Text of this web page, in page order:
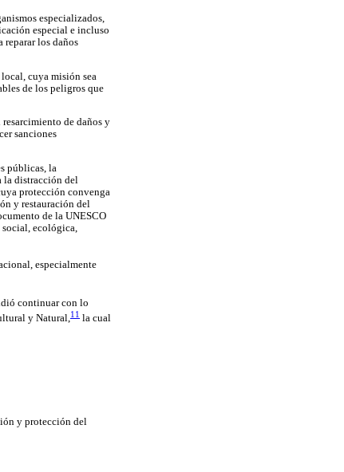
especializados,
especial e incluso
reparar los daños
cuya misión sea
de los peligros que
de daños y
sanciones
públicas, la
la distracción del
protección convenga
y restauración del
de la UNESCO
ecológica,
especialmente
continuar con lo
y Natural, 11 la cual
y protección del